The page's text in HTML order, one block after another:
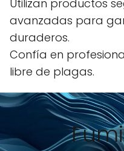
Utilizan productos
avanzadas para
duraderos.
Confía en
libre de plagas.